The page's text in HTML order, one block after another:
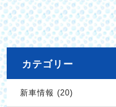
カテゴリー
新車情報 (20)